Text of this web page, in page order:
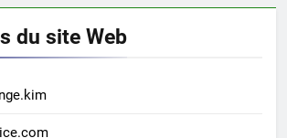
du site Web